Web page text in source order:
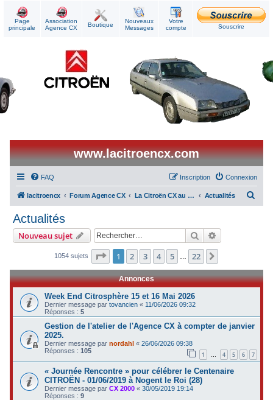
Page
principale
Association
Agence CX
Boutique
Nouveaux
Messages
Votre
compte
Souscrire
www.lacitroencx.com
FAQ Connexion
Inscription
lacitroencx Forum Agence CX La Citroën CX au quotidien Actualités
c
Actualités
Nouveau sujet Rechercher
1054 sujets Page 1sur22
1 2 3 4 5 22
Annonces
Week End Citrosphère 15 et 16 Mai 2026
Dernier message partovancien « 11/06/2026 09:32
Réponses :5
Gestion de l'atelier de l'Agence CX à compter de janvier
2025.
Dernier message parnordahl «26/06/2026 09:38
Réponses :105 1 … 4 5 6 7
« Journée Rencontre » pour célébrer le Centenaire
CITROËN - 01/06/2019 à Nogent le Roi (28)
Dernier message parCX 2000 «30/05/2019 19:14
Réponses :9